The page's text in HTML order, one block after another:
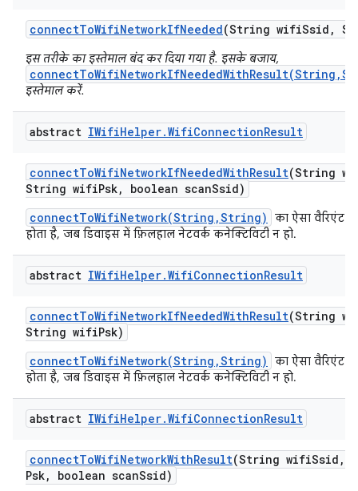
connectToWifiNetworkIfNeeded(String wifiSsid ,
इस तरीके का इस्तेमाल बंद कर दिया गया है. इसके बजाय,
इस्तेमाल करें.
abstract IWifiHelper.WifiConnectionResult
connectToWifiNetworkIfNeededWithResult(String
String wifiPsk, boolean scanSsid)
connectToWifiNetwork(String,String)
का ऐसा वैरिएंट
होता है, जब डिवाइस में फ़िलहाल नेटवर्क कनेक्टिविटी न हो.
abstract IWifiHelper.WifiConnectionResult
connectToWifiNetworkIfNeededWithResult(String
String wifiPsk)
connectToWifiNetwork(String,String)
का ऐसा वैरिएंट
होता है, जब डिवाइस में फ़िलहाल नेटवर्क कनेक्टिविटी न हो.
abstract IWifiHelper.WifiConnectionResult
connectToWifiNetworkWithResult(String wifiSsid ,
Psk, boolean scanSsid)